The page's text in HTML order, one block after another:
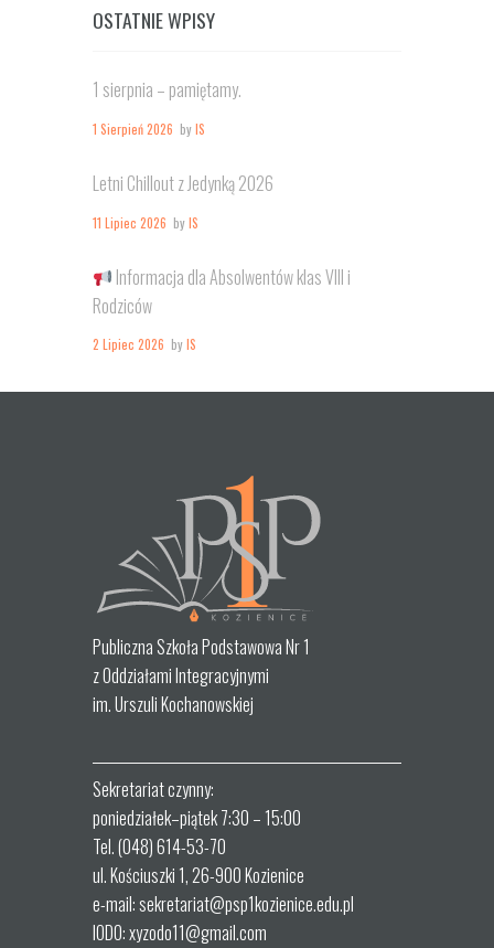
OSTATNIE WPISY
1 sierpnia – pamiętamy.
1 Sierpień 2026 byIS
Letni Chillout z Jedynką 2026
11 Lipiec 2026 byIS
Informacja dla Absolwentów klas VIII i
Rodziców
2 Lipiec 2026 byIS
Publiczna Szkoła Podstawowa Nr 1
z Oddziałami Integracyjnymi
im. Urszuli Kochanowskiej
Sekretariat czynny:
poniedziałek–piątek 7:30 – 15:00
Tel. (048) 614-53-70
ul. Kościuszki 1, 26-900 Kozienice
e-mail: sekretariat@psp1kozienice.edu.pl
IODO: xyzodo11@gmail.com